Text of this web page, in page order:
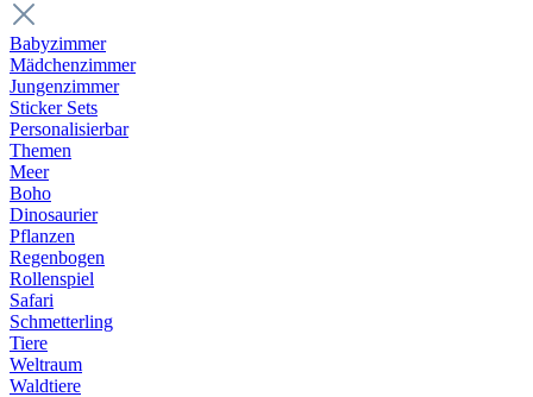
Babyzimmer
Mädchenzimmer
Jungenzimmer
Sticker Sets
Personalisierbar
Themen
Meer
Boho
Dinosaurier
Pflanzen
Regenbogen
Rollenspiel
Safari
Schmetterling
Tiere
Weltraum
Waldtiere